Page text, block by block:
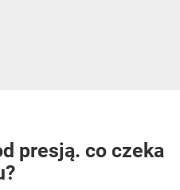
presją. co czeka